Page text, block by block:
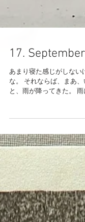
17.
あまり寝た感じがしない
な。 それならば、まあ
と、雨が降ってきた。
の暮らしを思い出す。 疲
きるのは、イギリス。 年
スで過ごせるような暮ら